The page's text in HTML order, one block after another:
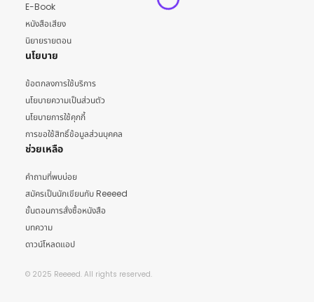
E-Book
หนังสือเสียง
นิยายรายตอน
นโยบาย
ข้อตกลงการใช้บริการ
นโยบายความเป็นส่วนตัว
นโยบายการใช้คุกกี้
การขอใช้สิทธิ์ข้อมูลส่วนบุคคล
ช่วยเหลือ
คำถามที่พบบ่อย
สมัครเป็นนักเขียนกับ Reeeed
ขั้นตอนการสั่งซื้อหนังสือ
บทความ
ดาวน์โหลดแอป
© 2025 Reeeed. All rights reserved.